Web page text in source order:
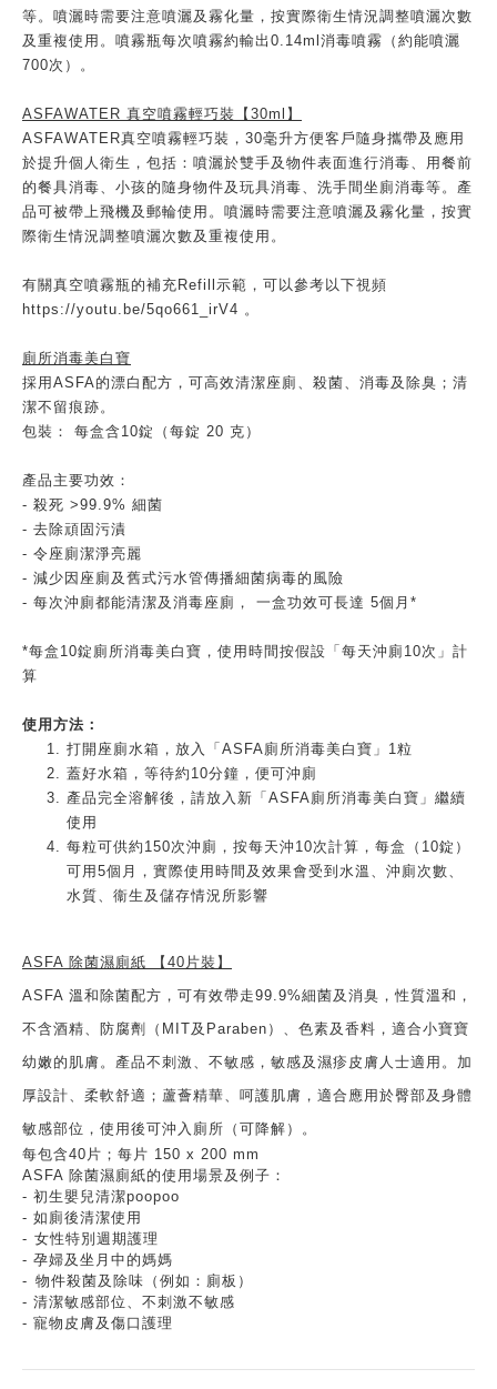
等。噴灑時需要注意噴灑及霧化量，按實際衛生情況調整噴灑次數
及重複使用。噴霧瓶每次噴霧約輸出0.14ml消毒噴霧（約能噴灑
700次）。
ASFAWATER 真空噴霧輕巧裝【30ml】
ASFAWATER真空噴霧輕巧裝，30毫升方便客戶隨身攜帶及應用
於提升個人衛生，包括：噴灑於雙手及物件表面進行消毒、用餐前
的餐具消毒、小孩的隨身物件及玩具消毒、洗手間坐廁消毒等。產
品可被帶上飛機及郵輪使用。噴灑時需要注意噴灑及霧化量，按實
際衛生情況調整噴灑次數及重複使用。
有關真空噴霧瓶的補充Refill示範，可以參考以下視頻
https://youtu.be/5qo661_irV4 。
廁所消毒美白寶
採用ASFA的漂白配方，可高效清潔座廁、殺菌、消毒及除臭；清
潔不留痕跡。
包裝： 每盒含10錠（每錠 20 克）
產品主要功效：
- 殺死 >99.9% 細菌
- 去除頑固污漬
- 令座廁潔淨亮麗
- 減少因座廁及舊式污水管傳播細菌病毒的風險
- 每次沖廁都能清潔及消毒座廁， 一盒功效可長達 5個月*
*每盒10錠廁所消毒美白寶，使用時間按假設「每天沖廁10次」計
算
使用方法：
打開座廁水箱，放入「ASFA廁所消毒美白寶」1粒
蓋好水箱，等待約10分鐘，便可沖廁
產品完全溶解後，請放入新「ASFA廁所消毒美白寶」繼續
使用
每粒可供約150次沖廁，按每天沖10次計算，每盒（10錠）
可用5個月，實際使用時間及效果會受到水溫、沖廁次數、
水質、衞生及儲存情況所影響
ASFA 除菌濕廁紙 【40片裝】
ASFA 溫和除菌配方，可有效帶走99.9%細菌及消臭，性質溫和，
不含酒精、防腐劑（MIT及Paraben）、色素及香料，適合小寶寶
幼嫩的肌膚。產品不刺激、不敏感，敏感及濕疹皮膚人士適用。加
厚設計、柔軟舒適；蘆薈精華、呵護肌膚，適合應用於臀部及身體
敏感部位，使用後可沖入廁所（可降解）。
每包含40片；每片 150 x 200 mm
ASFA 除菌濕廁紙的使用場景及例子：
- 初生嬰兒清潔poopoo
- 如廁後清潔使用
-⁠ 女性特別週期護理
- 孕婦及坐月中的媽媽
-⁠ ⁠物件殺菌及除味（例如：廁板）
- 清潔敏感部位、不刺激不敏感
- 寵物皮膚及傷口護理